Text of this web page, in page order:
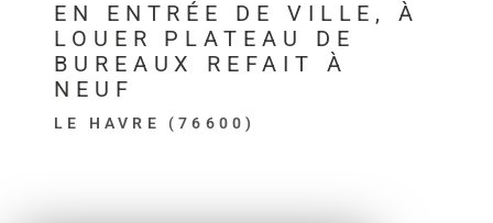
EN ENTRÉE DE VILLE, À
LOUER PLATEAU DE
BUREAUX REFAIT À
NEUF
LE HAVRE (76600)